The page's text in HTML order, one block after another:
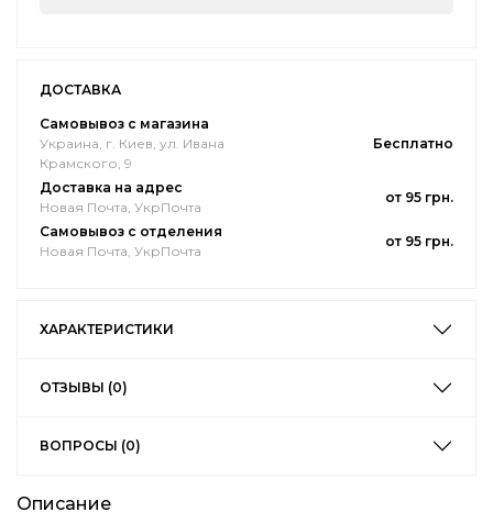
ДОСТАВКА
Самовывоз с магазина
Украина, г. Киев, ул. Ивана
Крамского, 9
Бесплатно
Доставка на адрес
Новая Почта, УкрПочта
от 95 грн.
Самовывоз с отделения
Новая Почта, УкрПочта
от 95 грн.
ХАРАКТЕРИСТИКИ
ОТЗЫВЫ (0)
ВОПРОСЫ (0)
Описание